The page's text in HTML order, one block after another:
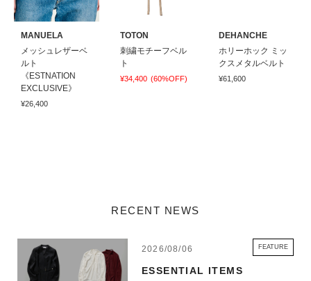
MANUELA
メッシュレザーベ
ルト
《ESTNATION
EXCLUSIVE》
¥26,400
TOTON
刺繍モチーフベル
ト
¥34,400 (60%OFF)
DEHANCHE
ホリーホック ミッ
クスメタルベルト
¥61,600
RECENT NEWS
2026/08/06 FEATURE
ESSENTIAL ITEMS